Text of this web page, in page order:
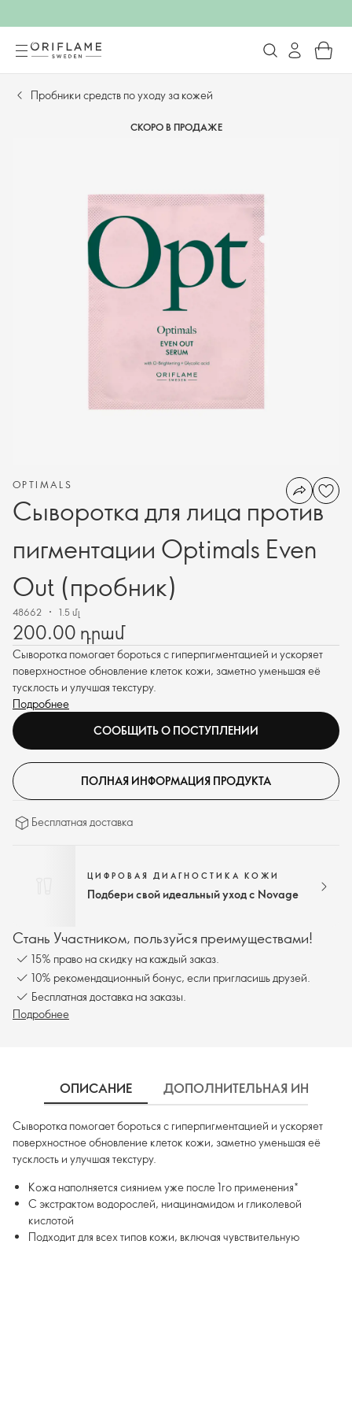
Пробники средств по уходу за кожей
СКОРО В ПРОДАЖЕ
OPTIMALS
Сыворотка для лица против
пигментации Optimals Even
Out (пробник)
48662 1.5 մլ
200.00 դրամ
Сыворотка помогает бороться с гиперпигментацией и ускоряет
поверхностное обновление клеток кожи, заметно уменьшая её
тусклость и улучшая текстуру.
Подробнее
СООБЩИТЬ О ПОСТУПЛЕНИИ
ПОЛНАЯ ИНФОРМАЦИЯ ПРОДУКТА
Бесплатная доставка
ЦИФРОВАЯ ДИАГНОСТИКА КОЖИ
Подбери свой идеальный уход с Novage
Стань Участником, пользуйся преимуществами!
15% право на скидку на каждый заказ.
10% рекомендационный бонус, если пригласишь друзей.
Бесплатная доставка на заказы.
Подробнее
ОПИСАНИЕ ДОПОЛНИТЕЛЬНАЯ
Сыворотка помогает бороться с гиперпигментацией и ускоряет
поверхностное обновление клеток кожи, заметно уменьшая её
тусклость и улучшая текстуру.
Кожа наполняется сиянием уже после 1го применения*
С экстрактом водорослей, ниацинамидом и гликолевой
кислотой
Подходит для всех типов кожи, включая чувствительную